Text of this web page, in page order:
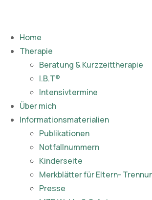
Home
Therapie
Beratung & Kurzzeittherapie
I.B.T®
Intensivtermine
Über mich
Informationsmaterialien
Publikationen​
Notfallnummern
Kinderseite
Merkblätter für Eltern-
Presse